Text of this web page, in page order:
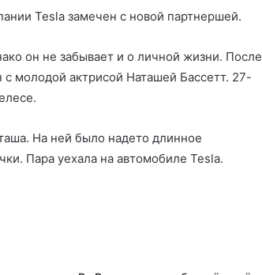
Tesla замечен с новой партнершей.
он не забывает и о личной жизни. После
молодой актрисой Наташей Бассетт. 27-
На ней было надето длинное
Пара уехала на автомобиле Tesla.